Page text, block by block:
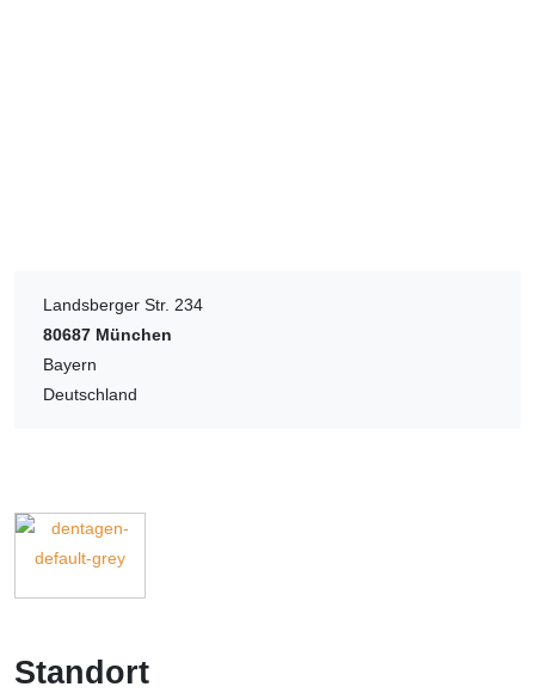
Landsberger Str. 234
80687 München
Bayern
Deutschland
Standort